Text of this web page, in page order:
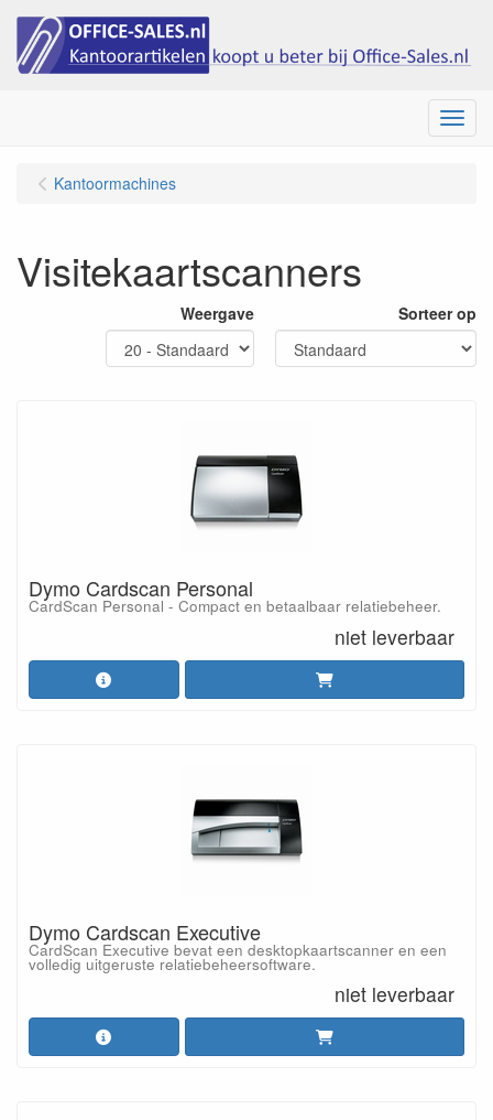
Menu
Kantoormachines
Visitekaartscanners
Weergave Sorteer op
Dymo Cardscan Personal
CardScan Personal - Compact en betaalbaar relatiebeheer.
niet leverbaar
Dymo Cardscan Executive
CardScan Executive bevat een desktopkaartscanner en een
volledig uitgeruste relatiebeheersoftware.
niet leverbaar